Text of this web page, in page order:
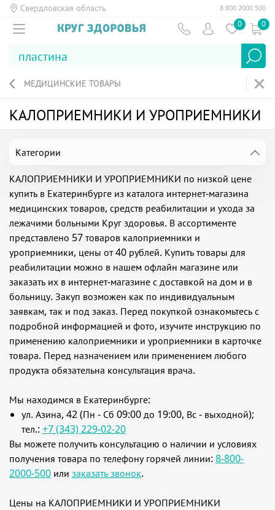
Свердловская область 8 800 2000 500
0 0
МЕДИЦИНСКИЕ ТОВАРЫ
КАЛОПРИЕМНИКИ И УРОПРИЕМНИКИ
КАЛОПРИЕМНИКИ И УРОПРИЕМНИКИ по низкой цене
купить в Екатеринбурге из каталога интернет-магазина
медицинских товаров, средств реабилитации и ухода за
лежачими больными Круг здоровья. В ассортименте
представлено 57 товаров калоприемники и
уроприемники, цены от 40 рублей. Купить товары для
реабилитации можно в нашем офлайн магазине или
заказать их в интернет-магазине с доставкой на дом и в
больницу. Закуп возможен как по индивидуальным
заявкам, так и под заказ. Перед покупкой ознакомьтесь с
подробной информацией и фото, изучите инструкцию по
применению калоприемники и уроприемники в карточке
товара. Перед назначением или применением любого
продукта обязательна консультация врача.
Мы находимся в Екатеринбурге:
ул. Азина, 42 (Пн - Сб 09:00 до 19:00, Вс - выходной);
тел.: +7 (343) 229-02-20
Вы можете получить консультацию о наличии и условиях
получения товара по телефону горячей линии: 8-800-
2000-500 или заказать звонок.
Цены на КАЛОПРИЕМНИКИ И УРОПРИЕМНИКИ
Категории